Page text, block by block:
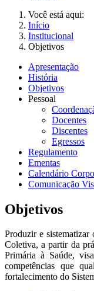
Você está aqui:
Início
Institucional
Objetivos
Apresentação
História
Objetivos
Pessoal
Docentes
Discentes
Egressos
Regulamento
Ementas
Calendário
Comunicação
Objetivos
Produzir e
Coletiva, a partir da
Primária à Saúde,
competências que
fortalecimento do